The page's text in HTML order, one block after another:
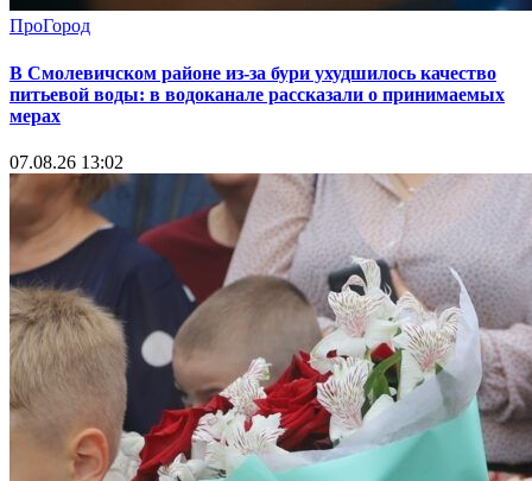
ПроГород
В Смолевичском районе из‑за бури ухудшилось качество
питьевой воды: в водоканале рассказали о принимаемых
мерах
07.08.26 13:02